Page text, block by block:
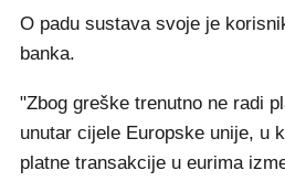
O padu sustava svoje je
banka.
"Zbog greške trenutno ne radi
unutar cijele Europske unije, u
platne transakcije u eurima